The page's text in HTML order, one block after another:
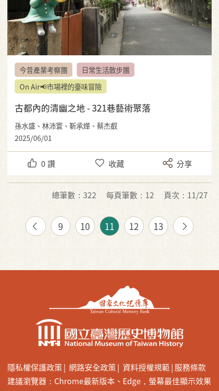
今昔產業考察團
日常生活散步團
On Air📢市場裡的臺味冒險
古都內的清幽之地 - 321巷藝術聚落
孫水盛、林沛寰、靳承燁、蔡杰叡
2025/06/01
0 讚 收藏 分享
總筆數：322 每頁筆數：12 頁次：11/27
9 10 11 12 13
隱私權保護政策 網路安全政策 資料授權規範 服務條款
建議瀏覽器：Chrome最新版本、Edge，螢幕最佳顯示效果